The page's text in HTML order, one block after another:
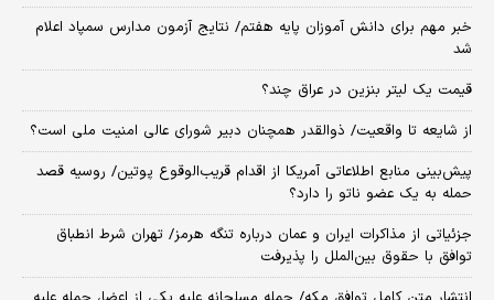
خبر مهم برای دانش آموزان پایه هفتم/ نتایج آزمون مدارس سمپاد اعلام
شد
قیمت یک لیتر بنزین در عراق چند؟
از شایعه تا واقعیت/ ذوالقدر همچنان دبیر شورای ‌عالی امنیت ملی است؟
پیش‌بینی منابع اطلاعاتی آمریکا از اقدام قریب‌الوقوع پوتین/ روسیه قصد
حمله به یک عضو ناتو را دارد؟
جزئیاتی از مذاکرات ایران و عمان درباره تنگه هرمز/ تهران شرط انطباق
توافق با حقوق بین‌الملل را پذیرفت